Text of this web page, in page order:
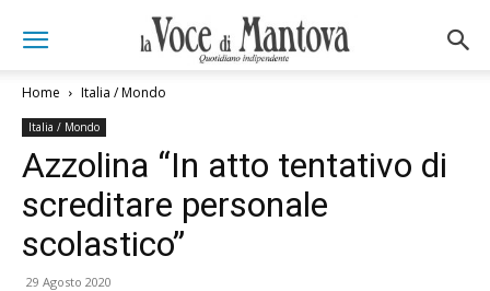
Home Italia / Mondo
Italia / Mondo
Azzolina “In atto tentativo di
screditare personale
scolastico”
29 Agosto 2020